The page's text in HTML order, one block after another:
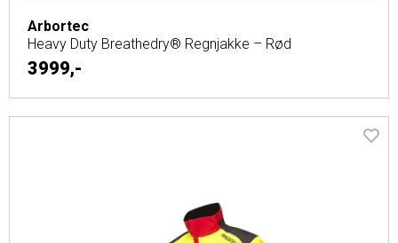
Arbortec
Heavy Duty Breathedry® Regnjakke – Rød
3999,-